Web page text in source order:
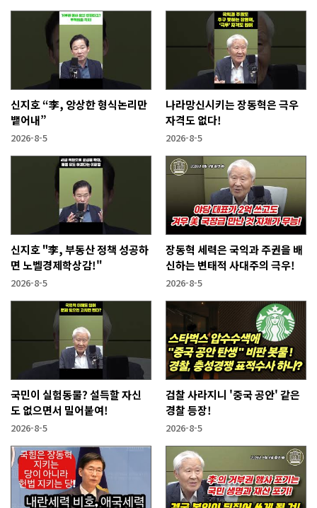
신지호 “李, 앙상한 형식논리만
뱉어내”
2026-8-5
나라망신시키는 장동혁은 극우
자격도 없다!
2026-8-5
신지호 "李, 부동산 정책 성공하
면 노벨경제학상감!"
2026-8-5
장동혁 세력은 국익과 주권을 배
신하는 변태적 사대주의 극우!
2026-8-5
국민이 실험동물? 설득할 자신
도 없으면서 밀어붙여!
2026-8-5
검찰 사라지니 '중국 공안' 같은
경찰 등장!
2026-8-5